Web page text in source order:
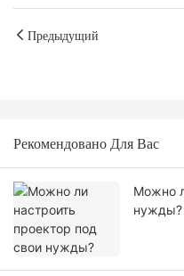
Предыдущий
Рекомендовано Для Вас
Можно
нужды?